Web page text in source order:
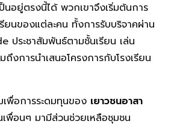
นอยู่ตรงนี้ได้ พวกเขาจึงเริ่มต้นการ
รียนของแต่ละคน ทั้งการรับบริจาคผ่าน
ประชาสัมพันธ์ตามชั้นเรียน เล่น
งการนำเสนอโครงการกับโรงเรียน
พื่อการระดมทุนของ เยาวชนอาสา
เพื่อนๆ มามีส่วนช่วยเหลือชุมชน